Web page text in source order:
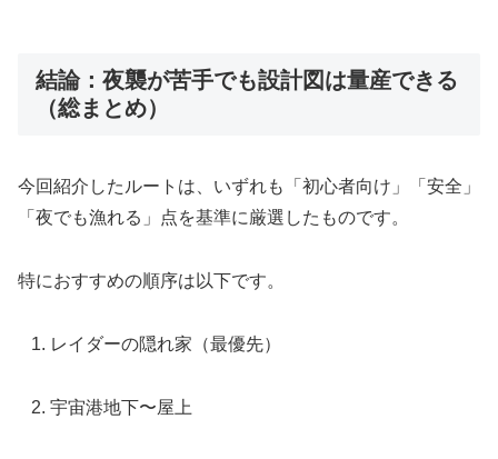
結論：夜襲が苦手でも設計図は量産できる
（総まとめ）
今回紹介したルートは、いずれも「初心者向け」「安全」
「夜でも漁れる」点を基準に厳選したものです。
特におすすめの順序は以下です。
レイダーの隠れ家（最優先）
宇宙港地下〜屋上